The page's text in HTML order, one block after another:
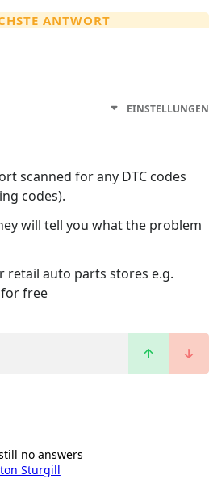
ANTWORT
EINSTELLUNGEN
scanned for any DTC codes
codes).
will tell you what the problem
retail auto parts stores e.g.
free
no answers
Sturgill